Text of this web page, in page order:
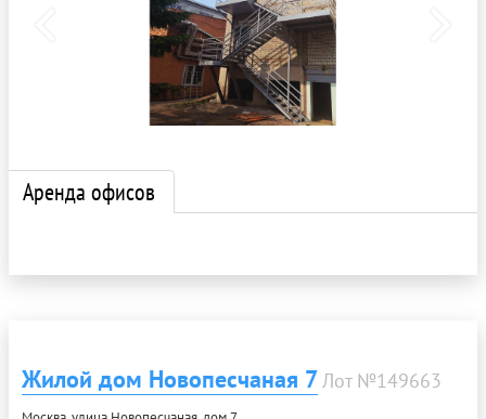
Аренда офисов
Жилой дом Новопесчаная 7Лот №149663